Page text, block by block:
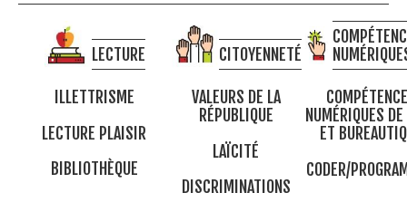
LECTURE
ILLETTRISME
LECTURE PLAISIR
BIBLIOTHÈQUE
CITOYENNETÉ
VALEURS DE LA
RÉPUBLIQUE
LAÏCITÉ
DISCRIMINATIONS
NUMÉRIQUES
ET
CODER/